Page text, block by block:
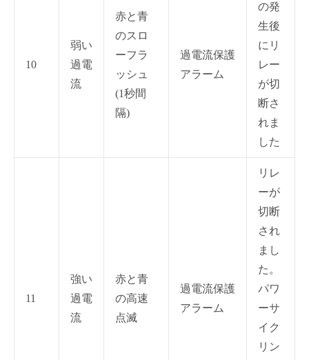
10
弱い
過電
流
赤と青
のスロ
ーフラ
ッシュ
(1秒間
隔)
過電流保護
アラーム
の発
生後
にリ
レー
が切
断さ
れま
した
11
強い
過電
流
赤と青
の高速
点滅
過電流保護
アラーム
リレ
ーが
切断
され
まし
た。
パワ
ーサ
イク
リン